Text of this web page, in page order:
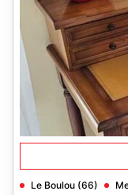
Le Boulou (66)